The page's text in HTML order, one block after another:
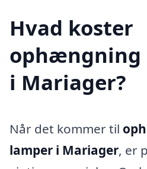
Hvad koster
ophængning
i Mariager?
Når det kommer til
lamper i Mariager, er